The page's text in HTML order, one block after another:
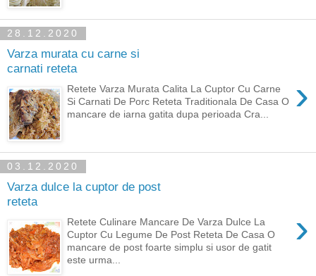
28.12.2020
Varza murata cu carne si
carnati reteta
›
Retete Varza Murata Calita La Cuptor Cu Carne
Si Carnati De Porc Reteta Traditionala De Casa O
mancare de iarna gatita dupa perioada Cra...
03.12.2020
Varza dulce la cuptor de post
reteta
›
Retete Culinare Mancare De Varza Dulce La
Cuptor Cu Legume De Post Reteta De Casa O
mancare de post foarte simplu si usor de gatit
este urma...